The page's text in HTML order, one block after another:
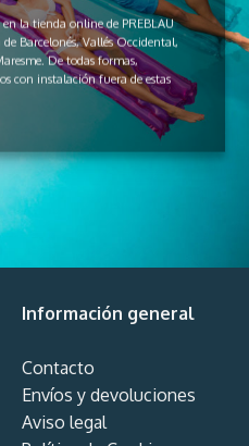
en la tienda online de PREBLAU
Barcelonés, Vallés Occidental,
De todas formas,
con instalación fuera de estas
Información general
Contacto
Envíos y devoluciones
Aviso legal